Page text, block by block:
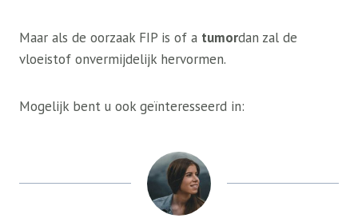
Maar als de oorzaak FIP is of a tumordan zal de
vloeistof onvermijdelijk hervormen.
Mogelijk bent u ook geïnteresseerd in: